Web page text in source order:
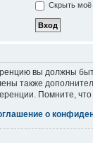
Скрыть моё
вы должны
также
Помните, что
о